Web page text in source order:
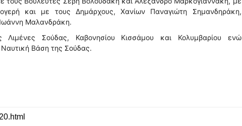
και με τους Δημάρχους, Χανίων Παναγιώτη Σημανδηράκη,
Μαλανδράκη.
Σούδας, Καβονησίου Κισσάμου και Κολυμβαρίου ενώ
Βάση της Σούδας.